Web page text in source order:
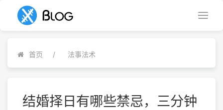
首页 法事法术
结婚择日有哪些禁忌，三分钟